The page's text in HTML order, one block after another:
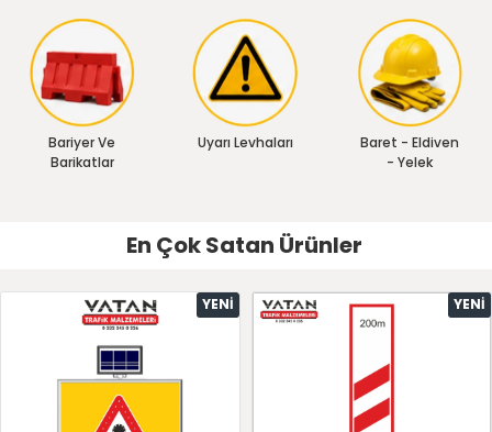
Bariyer Ve
Barikatlar
Uyarı Levhaları
Baret - Eldiven
- Yelek
En Çok Satan Ürünler
YENI YENI